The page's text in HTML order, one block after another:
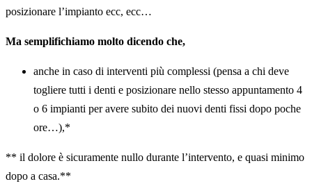
posizionare l’impianto ecc, ecc…
Ma semplifichiamo molto dicendo che,
anche in caso di interventi più complessi (pensa a chi deve
togliere tutti i denti e posizionare nello stesso appuntamento 4
o 6 impianti per avere subito dei nuovi denti fissi dopo poche
ore…),*
** il dolore è sicuramente nullo durante l’intervento, e quasi minimo
dopo a casa.**